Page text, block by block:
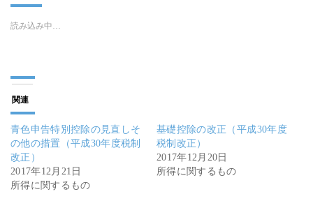
読み込み中…
関連
青色申告特別控除の見直しそ
の他の措置（平成30年度税制
改正）
2017年12月21日
所得に関するもの
基礎控除の改正（平成30年度
税制改正）
2017年12月20日
所得に関するもの